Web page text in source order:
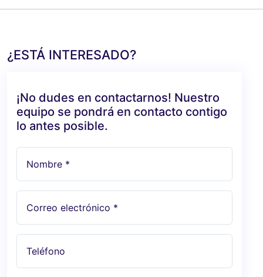
¿ESTÁ INTERESADO?
¡No dudes en contactarnos! Nuestro
equipo se pondrá en contacto contigo
lo antes posible.
Nombre *
Correo electrónico *
Teléfono